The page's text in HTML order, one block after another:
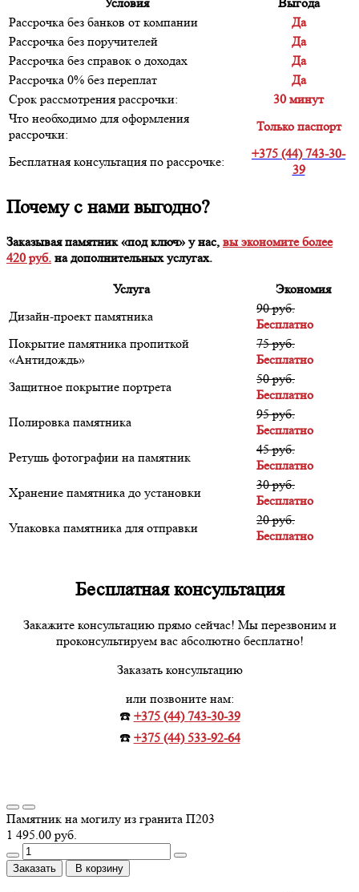
Рассрочка без банков от компании
Да
Рассрочка без поручителей
Да
Рассрочка без справок о доходах
Да
Рассрочка 0% без переплат
Да
Срок рассмотрения рассрочки:
30 минут
Что необходимо для оформления
рассрочки:
Только паспорт
Бесплатная консультация по рассрочке:
+375 (44) 743-30-
39
Почему с нами выгодно?
Заказывая памятник «под ключ» у нас, вы экономите более
420 руб. на дополнительных услугах.
Услуга
Экономия
Дизайн-проект памятника
90 руб.
Бесплатно
Покрытие памятника пропиткой
«Антидождь»
75 руб.
Бесплатно
Защитное покрытие портрета
50 руб.
Бесплатно
Полировка памятника
95 руб.
Бесплатно
Ретушь фотографии на памятник
45 руб.
Бесплатно
Хранение памятника до установки
30 руб.
Бесплатно
Упаковка памятника для отправки
20 руб.
Бесплатно
Бесплатная консультация
Закажите консультацию прямо сейчас! Мы перезвоним и
проконсультируем вас абсолютно бесплатно!
Заказать консультацию
или позвоните нам:
☎️ +375 (44) 743-30-39
☎️ +375 (44) 533-92-64
Памятник на могилу из гранита П203
1 495.00 руб.
Заказать В корзину